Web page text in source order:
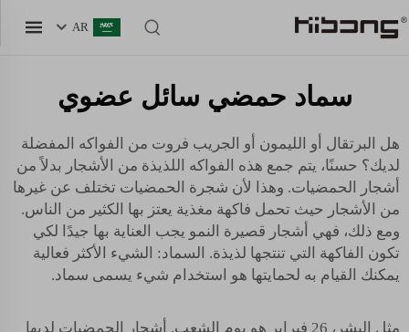
AR
سماد حمضي سائل عضوي
هل البرتقال أو الليمون أو الجريب فروت من الفواكه المفضلة
لديك؟ حسنًا، يتم جمع هذه الفواكه اللذيذة من الأشجار بدلاً من
أشجار الحمضيات. وهذا لأن شجرة الحمضيات تختلف عن غيرها
من الأشجار حيث تحمل فاكهة مغذية يعتز بها الكثير من الناس.
ومع ذلك، فهي أشجار قصيرة النمو يجب العناية بها جيدًا لكي
تكون الفاكهة التي تنتجها لذيذة. السماد: الشيء الأكثر فعالية
يمكنك القيام به لحمايتها هو استخدام شيء يسمى سماد.
مثل البشر، 26 فبراير هو يوم الشعب. أشجار الحمضيات لديها